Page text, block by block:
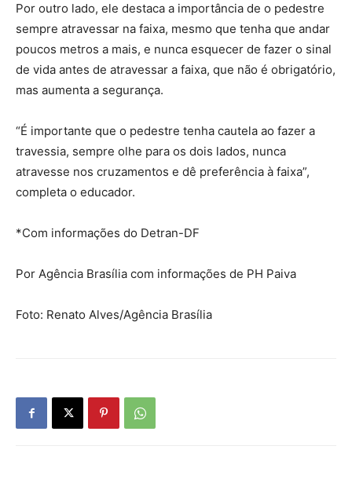
Por outro lado, ele destaca a importância de o pedestre
sempre atravessar na faixa, mesmo que tenha que andar
poucos metros a mais, e nunca esquecer de fazer o sinal
de vida antes de atravessar a faixa, que não é obrigatório,
mas aumenta a segurança.
“É importante que o pedestre tenha cautela ao fazer a
travessia, sempre olhe para os dois lados, nunca
atravesse nos cruzamentos e dê preferência à faixa”,
completa o educador.
*Com informações do Detran-DF
Por Agência Brasília com informações de PH Paiva
Foto: Renato Alves/Agência Brasília